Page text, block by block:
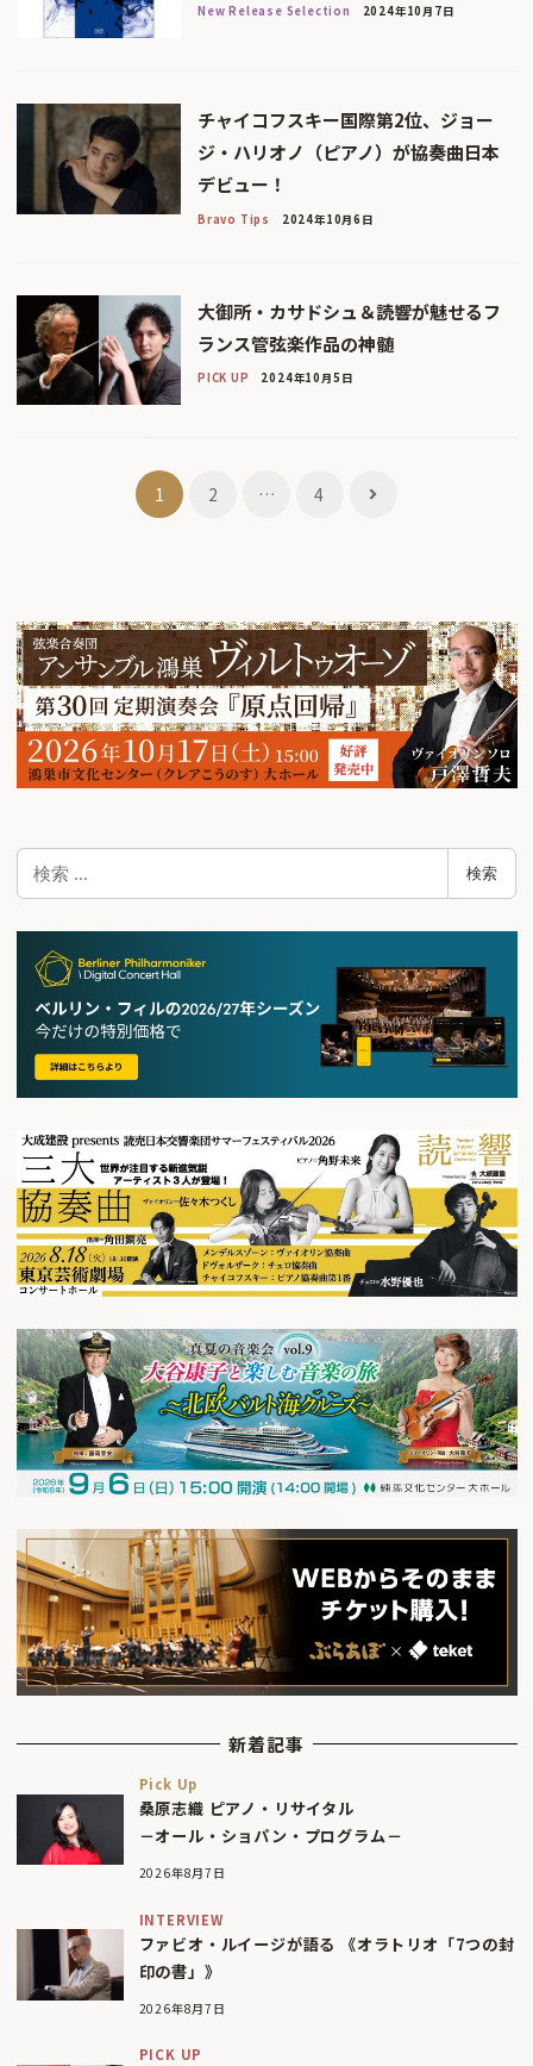
New Release Selection 2024年10月7日
チャイコフスキー国際第2位、ジョー
ジ・ハリオノ（ピアノ）が協奏曲日本
デビュー！
Bravo Tips 2024年10月6日
大御所・カサドシュ＆読響が魅せるフ
ランス管弦楽作品の神髄
PICK UP 2024年10月5日
ゲ
ー
シ
ョ
ン
1 2 … 4
検索
新着記事
Pick Up
桑原志織 ピアノ・リサイタル
－オール・ショパン・プログラム－
2026年8月7日
INTERVIEW
ファビオ・ルイージが語る 《オラトリオ「7つの封
印の書」》
2026年8月7日
PICK UP